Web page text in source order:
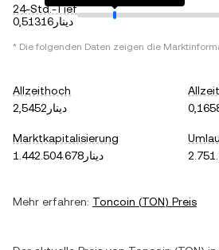
24-Std.-Tief
دينار0,51316
* Die folgenden Daten zeigen die
Allzeithoch
دينار2,5452
Marktkapitalisierung
دينار1.442.504.678
Mehr erfahren: Toncoin (TON) Preis